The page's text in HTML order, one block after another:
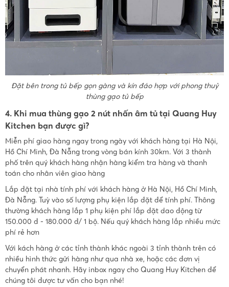
Đặt bên trong tủ bếp gọn gàng và kín đáo hợp với phong thuỷ
thùng gạo tủ bếp
4. Khi mua thùng gạo 2 nút nhấn âm tủ tại Quang Huy
Kitchen bạn được gì?
Miễn phí giao hàng ngay trong ngày với khách hàng tại Hà Nội,
Hồ Chí Minh, Đà Nẵng trong vòng bán kính 30km. Với 3 thành
phố trên quý khách hàng nhận hàng kiểm tra hàng và thanh
toán cho nhân viên giao hàng
Lắp đặt tại nhà tính phí với khách hàng ở Hà Nội, Hồ Chí Minh,
Đà Nẵng. Tuỳ vào số lượng phụ kiện lắp đặt để tính phí. Thông
thường khách hàng lắp 1 phụ kiện phí lắp đặt dao động từ
150.000 đ - 180.000 đ/ 1 bộ. Nếu quý khách hàng lắp nhiều mức
phí rẻ hơn
Với kách hàng ở các tỉnh thành khác ngoài 3 tỉnh thành trên có
nhiều hình thức gửi hàng như qua nhà xe, hoặc các đơn vị
chuyển phát nhanh. Hãy inbox ngay cho Quang Huy Kitchen để
chúng tôi được tư vấn cho bạn nhé!